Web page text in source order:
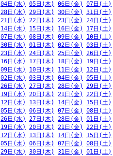
04日(水) 05日(木) 06日(金)
07日(土)
28日(水) 29日(木) 30日(金)
31日(土)
21日(水) 22日(木) 23日(金)
24日(土)
14日(水) 15日(木) 16日(金)
17日(土)
07日(水) 08日(木) 09日(金)
10日(土)
30日(水) 01日(木) 02日(金)
03日(土)
23日(水) 24日(木) 25日(金)
26日(土)
16日(水) 17日(木) 18日(金)
19日(土)
09日(水) 10日(木) 11日(金)
12日(土)
02日(水) 03日(木) 04日(金)
05日(土)
26日(水) 27日(木) 28日(金)
29日(土)
19日(水) 20日(木) 21日(金)
22日(土)
12日(水) 13日(木) 14日(金)
15日(土)
05日(水) 06日(木) 07日(金)
08日(土)
26日(水) 27日(木) 28日(金)
01日(土)
19日(水) 20日(木) 21日(金)
22日(土)
12日(水) 13日(木) 14日(金)
15日(土)
05日(水) 06日(木) 07日(金)
08日(土)
29日(水) 30日(木) 31日(金)
01日(土)